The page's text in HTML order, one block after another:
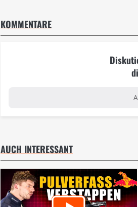
KOMMENTARE
AUCH INTERESSANT